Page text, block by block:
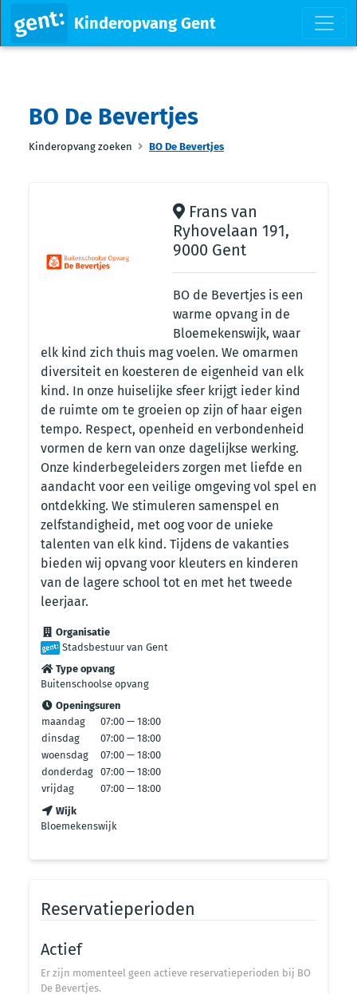
Kinderopvang Gent
BO De Bevertjes
Kinderopvang zoeken BO De Bevertjes
Frans van
Ryhovelaan 191,
9000 Gent
BO de Bevertjes is een
warme opvang in de
Bloemekenswijk, waar
elk kind zich thuis mag voelen. We omarmen
diversiteit en koesteren de eigenheid van elk
kind. In onze huiselijke sfeer krijgt ieder kind
de ruimte om te groeien op zijn of haar eigen
tempo. Respect, openheid en verbondenheid
vormen de kern van onze dagelijkse werking.
Onze kinderbegeleiders zorgen met liefde en
aandacht voor een veilige omgeving vol spel en
ontdekking. We stimuleren samenspel en
zelfstandigheid, met oog voor de unieke
talenten van elk kind. Tijdens de vakanties
bieden wij opvang voor kleuters en kinderen
van de lagere school tot en met het tweede
leerjaar.
Organisatie
Stadsbestuur van Gent
Type opvang
Buitenschoolse opvang
Openingsuren
maandag
07:00 — 18:00
dinsdag
07:00 — 18:00
woensdag
07:00 — 18:00
donderdag 07:00 — 18:00
vrijdag
07:00 — 18:00
Wijk
Bloemekenswijk
Reservatieperioden
Actief
Er zijn momenteel geen actieve reservatieperioden bij BO
De Bevertjes.